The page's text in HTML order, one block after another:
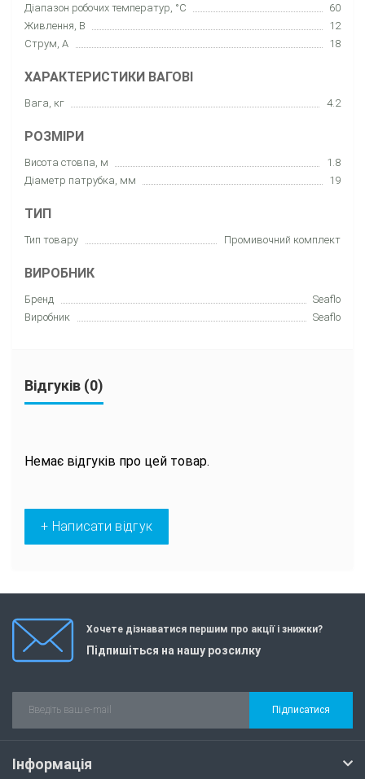
Діапазон робочих температур, °C
60
Живлення, В
12
Струм, А
18
ХАРАКТЕРИСТИКИ ВАГОВІ
Вага, кг 4.2
РОЗМІРИ
Висота стовпа, м
1.8
Діаметр патрубка, мм
19
ТИП
Тип товару Промивочний комплект
ВИРОБНИК
Бренд
Seaflo
Виробник
Seaflo
Відгуків (0)
Немає відгуків про цей товар.
+ Написати відгук
Хочете дізнаватися першим про акції і знижки?
Підпишіться на нашу розсилку
Підписатися
Інформація